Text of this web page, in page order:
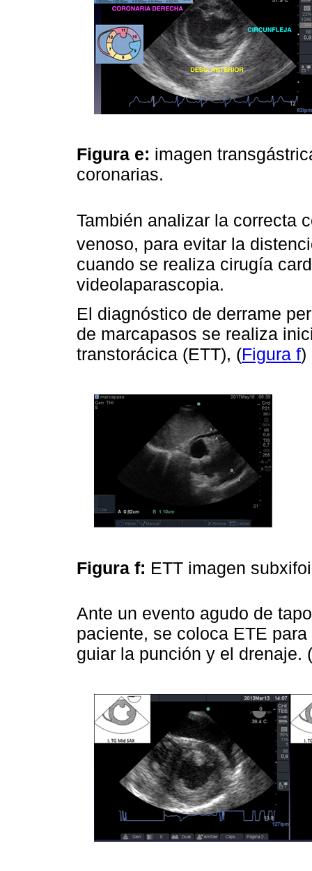
Figura e: imagen
coronarias.
También analizar la correcta
venoso, para evitar la
cuando se realiza cirugía
videolaparascopia.
El diagnóstico de derrame
de marcapasos se realiza
transtorácica (ETT), (Figura f)
Figura f: ETT imagen
Ante un evento agudo de
paciente, se coloca ETE
guiar la punción y el drenaje. (